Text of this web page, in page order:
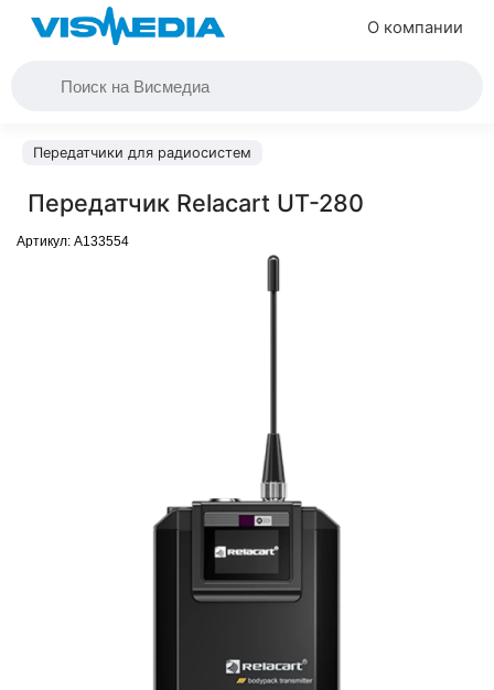
О компании
Передатчики для радиосистем
Передатчик Relacart UT-280
Артикул: A133554